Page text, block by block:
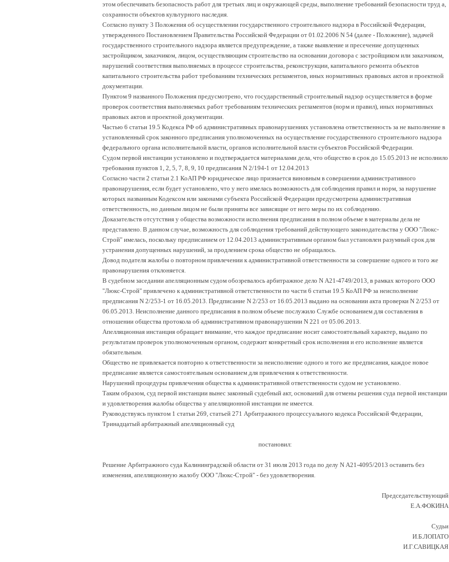
этом обеспечивать безопасность работ для третьих лиц и окружающей среды, выполнение требований безопасности труд а,
сохранности объектов культурного наследия.
Согласно пункту 3 Положения об осуществлении государственного строительного надзора в Российской Федерации,
утвержденного Постановлением Правительства Российской Федерации от 01.02.2006 N 54 (далее - Положение), задачей
государственного строительного надзора является предупреждение, а также выявление и пресечение допущенных
застройщиком, заказчиком, лицом, осуществляющим строительство на основании договора с застройщиком или заказчиком,
нарушений соответствия выполняемых в процессе строительства, реконструкции, капитального ремонта объектов
капитального строительства работ требованиям технических регламентов, иных нормативных правовых актов и проектной
документации.
Пунктом 9 названного Положения предусмотрено, что государственный строительный надзор осуществляется в форме
проверок соответствия выполняемых работ требованиям технических регламентов (норм и правил), иных нормативных
правовых актов и проектной документации.
Частью 6 статьи 19.5 Кодекса РФ об административных правонарушениях установлена ответственность за не выполнение в
установленный срок законного предписания уполномоченных на осуществление государственного строительного надзора
федерального органа исполнительной власти, органов исполнительной власти субъектов Российской Федерации.
Судом первой инстанции установлено и подтверждается материалами дела, что общество в срок до 15.05.2013 не исполнило
требования пунктов 1, 2, 5, 7, 8, 9, 10 предписания N 2/194-1 от 12.04.2013
Согласно части 2 статьи 2.1 КоАП РФ юридическое лицо признается виновным в совершении административного
правонарушения, если будет установлено, что у него имелась возможность для соблюдения правил и норм, за нарушение
которых названным Кодексом или законами субъекта Российской Федерации предусмотрена административная
ответственность, но данным лицом не были приняты все зависящие от него меры по их соблюдению.
Доказательств отсутствия у общества возможности исполнения предписания в полном объеме в материалы дела не
представлено. В данном случае, возможность для соблюдения требований действующего законодательства у ООО "Люкс-
Строй" имелась, поскольку предписанием от 12.04.2013 административным органом был установлен разумный срок для
устранения допущенных нарушений, за продлением срока общество не обращалось.
Довод подателя жалобы о повторном привлечении к административной ответственности за совершение одного и того же
правонарушения отклоняется.
В судебном заседании апелляционным судом обозревалось арбитражное дело N А21-4749/2013, в рамках которого ООО
"Люкс-Строй" привлечено к административной ответственности по части 6 статьи 19.5 КоАП РФ за неисполнение
предписания N 2/253-1 от 16.05.2013. Предписание N 2/253 от 16.05.2013 выдано на основании акта проверки N 2/253 от
06.05.2013. Неисполнение данного предписания в полном объеме послужило Службе основанием для составления в
отношении общества протокола об административном правонарушении N 221 от 05.06.2013.
Апелляционная инстанция обращает внимание, что каждое предписание носит самостоятельный характер, выдано по
результатам проверок уполномоченным органом, содержит конкретный срок исполнения и его исполнение является
обязательным.
Общество не привлекается повторно к ответственности за неисполнение одного и того же предписания, каждое новое
предписание является самостоятельным основанием для привлечения к ответственности.
Нарушений процедуры привлечения общества к административной ответственности судом не установлено.
Таким образом, суд первой инстанции вынес законный судебный акт, оснований для отмены решения суда первой инстанции
и удовлетворения жалобы общества у апелляционной инстанции не имеется.
Руководствуясь пунктом 1 статьи 269, статьей 271 Арбитражного процессуального кодекса Российской Федерации,
Тринадцатый арбитражный апелляционный суд
постановил:
Решение Арбитражного суда Калининградской области от 31 июля 2013 года по делу N А21-4095/2013 оставить без
изменения, апелляционную жалобу ООО "Люкс-Строй" - без удовлетворения.
Председательствующий
Е.А.ФОКИНА
Судьи
И.Б.ЛОПАТО
И.Г.САВИЦКАЯ